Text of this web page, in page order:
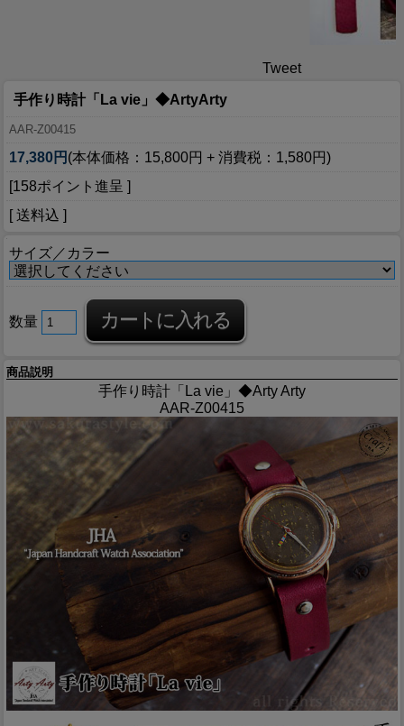
Tweet
手作り時計「La vie」◆ArtyArty
AAR-Z00415
17,380円 (本体価格：15,800円 + 消費税：1,580円)
[158ポイント進呈 ]
[ 送料込 ]
サイズ／カラー
数量
商品説明
手作り時計「La vie」◆Arty Arty
AAR-Z00415